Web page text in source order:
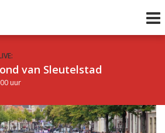
van Sleutelstad
uur